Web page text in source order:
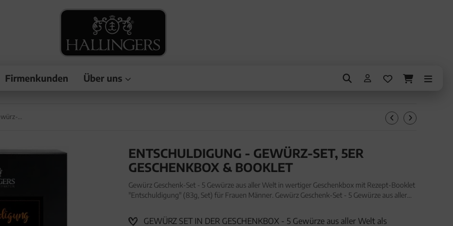
Firmenkunden Über uns
ENTSCHULDIGUNG - GEWÜRZ-SET, 5ER
GESCHENKBOX & BOOKLET
Gewürz Geschenk-Set - 5 Gewürze aus aller Welt in wertiger Geschenkbox mit Rezept-Booklet
"Entschuldigung" (83g, Set) für Frauen Männer. Gewürz Geschenk-Set - 5 Gewürze aus aller
GEWÜRZ SET IN DER GESCHENKBOX - 5 Gewürze aus aller Welt als